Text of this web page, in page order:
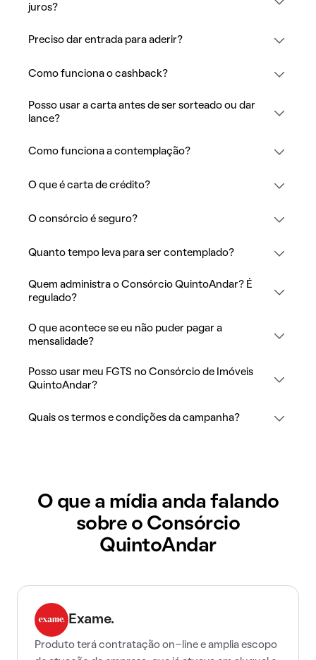
juros?
Preciso dar entrada para aderir?
Como funciona o cashback?
Posso usar a carta antes de ser sorteado ou dar
lance?
Como funciona a contemplação?
O que é carta de crédito?
O consórcio é seguro?
Quanto tempo leva para ser contemplado?
Quem administra o Consórcio QuintoAndar? É
regulado?
O que acontece se eu não puder pagar a
mensalidade?
Posso usar meu FGTS no Consórcio de Imóveis
QuintoAndar?
Quais os termos e condições da campanha?
O que a mídia anda falando
sobre o Consórcio
QuintoAndar
Exame.
Produto terá contratação on-line e amplia escopo